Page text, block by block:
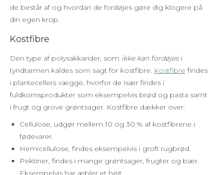
de består af og hvordan de fordøjes gøre dig klogere på
din egen krop.
Kostfibre
Den type af polysakkarider, som ikke kan fordøjesi
tyndtarmen kaldes som sagt for kostfibre. Kostfibre findes
i plantecellers vægge, hvorfor de især findes i
fuldkornsprodukter som eksempelvis brød og pasta samt
i frugt og grove grøntsager. Kostfibre dækker over:
Cellulose, udgør mellem 10 og 30 % af kostfibrene i
fødevarer.
Hemicellulose, findes eksempelvis i groft rugbrød.
Pektiner, findes i mange grøntsager, frugter og bær.
Eksempelvis har æbler et højt